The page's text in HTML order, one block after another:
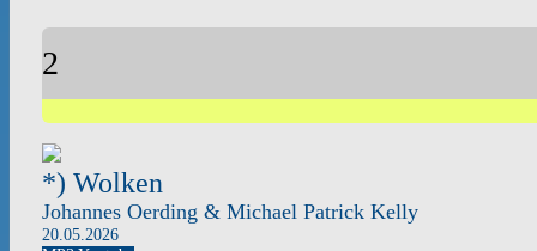
2
*) Wolken
Johannes Oerding & Michael Patrick Kelly
20.05.2026